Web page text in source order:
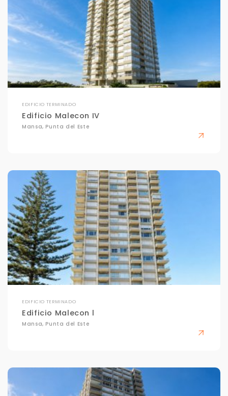
EDIFICIO TERMINADO
Edificio Malecon IV
Mansa, Punta del Este
EDIFICIO TERMINADO
Edificio Malecon l
Mansa, Punta del Este